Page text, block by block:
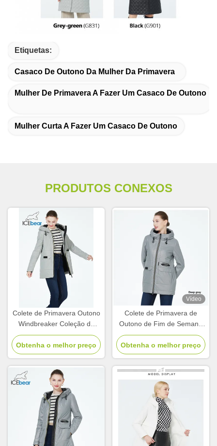
Etiquetas:
Casaco De Outono Da Mulher Da Primavera
Mulher De Primavera A Fazer Um Casaco De Outono
Mulher Curta A Fazer Um Casaco De Outono
PRODUTOS CONEXOS
Colete de Primavera Outono
Windbreaker Coleção de
comprimento médio Coletes
de Primavera Para Mulheres
Outono
Obtenha o melhor preço
Vídeo
Colete de Primavera de
Outono de Fim de Semana
de Fim de Primavera de
Outono
Obtenha o melhor preço